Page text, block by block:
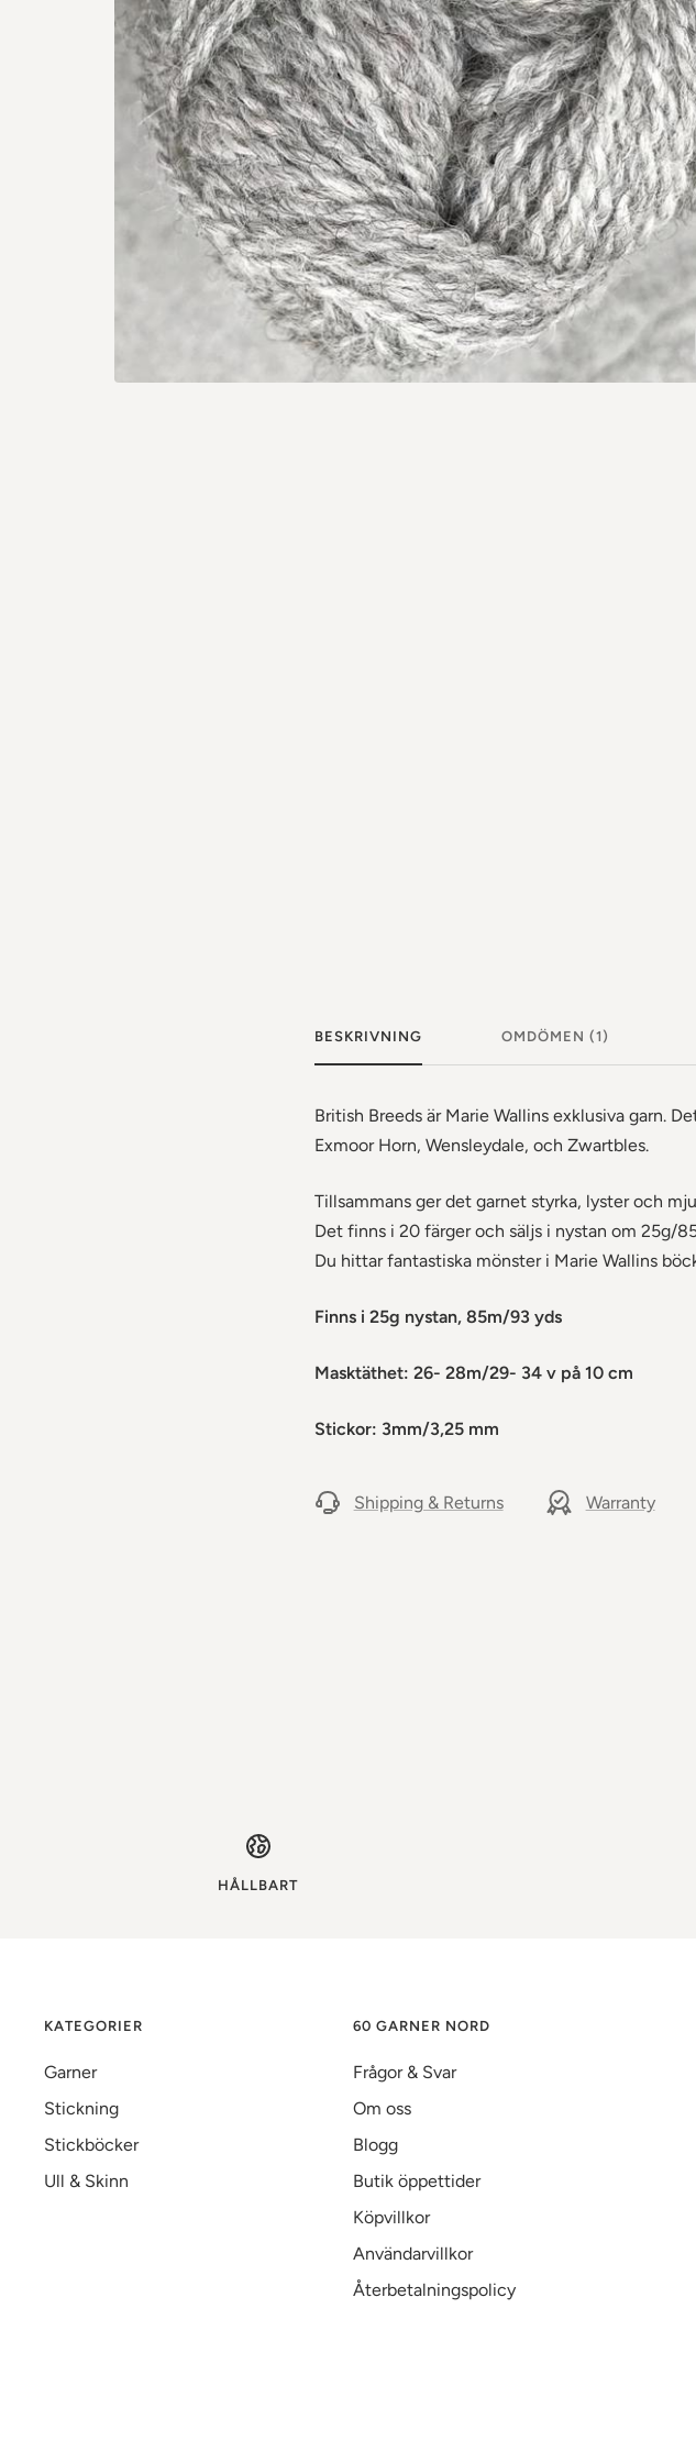
BESKRIVNING OMDÖMEN (1)
British Breeds är Marie Wallins exklusiva garn.
Exmoor Horn, Wensleydale, och Zwartbles.
Tillsammans ger det garnet styrka, lyster och
Det finns i 20 färger och säljs i nystan om 25g/
Du hittar fantastiska mönster i Marie Wallins
Finns i 25g nystan, 85m/93 yds
Masktäthet: 26- 28m/29- 34 v på 10 cm
Stickor: 3mm/3,25 mm
Shipping & Returns Warranty
HÅLLBART
KATEGORIER
Garner
Stickning
Stickböcker
Ull & Skinn
60 GARNER NORD
Frågor & Svar
Om oss
Blogg
Butik öppettider
Köpvillkor
Användarvillkor
Återbetalningspolicy